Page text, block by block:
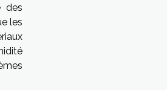
des
les